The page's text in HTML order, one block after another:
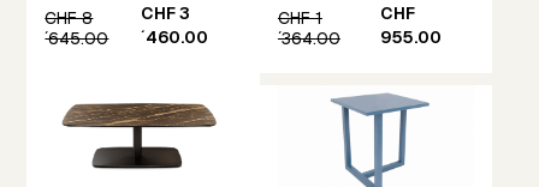
CHF 8
´645.00
CHF 3
´460.00
CHF 1
´364.00
CHF
955.00